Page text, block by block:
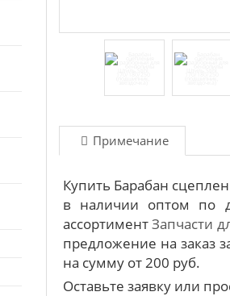
Примечание
Купить Барабан
в наличии оптом по
ассортиментЗапчасти
предложение на заказ
на сумму от 200 руб.
Оставьте заявку или